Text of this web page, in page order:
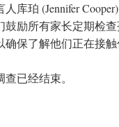
库珀 (Jennifer
鼓励所有家长定期检
保了解他们正在接触
已经结束。